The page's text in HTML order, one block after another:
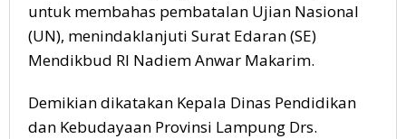
untuk membahas pembatalan Ujian Nasional
(UN), menindaklanjuti Surat Edaran (SE)
Mendikbud RI Nadiem Anwar Makarim.
Demikian dikatakan Kepala Dinas Pendidikan
dan Kebudayaan Provinsi Lampung Drs.